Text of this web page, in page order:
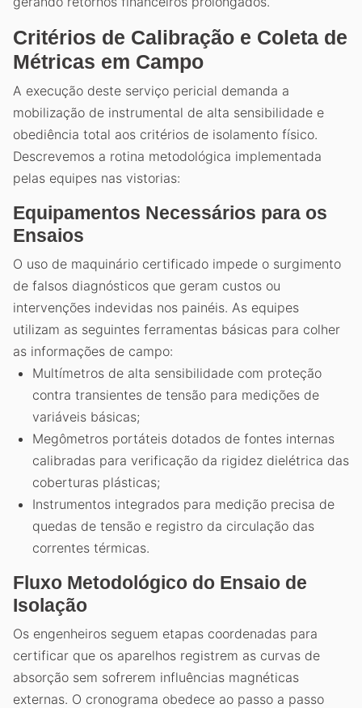
Critérios de Calibração e Coleta de
Métricas em Campo
A execução deste serviço pericial demanda a
mobilização de instrumental de alta sensibilidade e
obediência total aos critérios de isolamento físico.
Descrevemos a rotina metodológica implementada
pelas equipes nas vistorias:
Equipamentos Necessários para os
Ensaios
O uso de maquinário certificado impede o surgimento
de falsos diagnósticos que geram custos ou
intervenções indevidas nos painéis. As equipes
utilizam as seguintes ferramentas básicas para colher
as informações de campo:
Multímetros de alta sensibilidade com proteção
contra transientes de tensão para medições de
variáveis básicas;
Megômetros portáteis dotados de fontes internas
calibradas para verificação da rigidez dielétrica das
coberturas plásticas;
Instrumentos integrados para medição precisa de
quedas de tensão e registro da circulação das
correntes térmicas.
Fluxo Metodológico do Ensaio de
Isolação
Os engenheiros seguem etapas coordenadas para
certificar que os aparelhos registrem as curvas de
absorção sem sofrerem influências magnéticas
externas. O cronograma obedece ao passo a passo